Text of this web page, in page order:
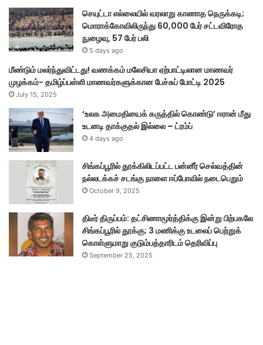
செயுட்டா எல்லையில் வரலாறு காணாத நெருக்கடி;
மொராக்கோவிலிருந்து 60,000 பேர் சட்டவிரோத
நுழைவு, 57 பேர் பலி
5 days ago
மீண்டும் மலர்ந்துவிட்டது! வணக்கம் மலேசியா ஏற்பாட்டிலான மாணவர்
முழக்கம்- தமிழ்ப்பள்ளி மாணவர்களுக்கான பேச்சுப் போட்டி 2025
July 15, 2025
‘உலக அமைதியைக் கருத்தில் கொண்டு’ ஈரான் மீது
உடனடி தாக்குதல் இல்லை – ட்ரம்ப்
4 days ago
சிங்கப்பூரில் தூக்கிலிடப்பட்ட பன்னீர் செல்வத்தின்
நல்லடக்கச் சடங்கு நாளை ஈப்போவில் நடைபெறும்
October 9, 2025
திடீர் திருப்பம்: தட்சிணாமூர்த்திக்கு இன்று பிற்பகலே
சிங்கப்பூரில் தூக்கு; 3 மணிக்கு உடலைப் பெற்றுக்
கொள்ளுமாறு குடும்பத்தாரிடம் தெரிவிப்பு
September 25, 2025